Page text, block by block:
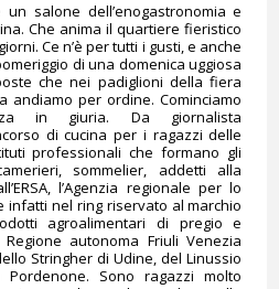
salone dell’enogastronomia e
Che anima il quartiere fieristico
Ce n’è per tutti i gusti, e anche
di una domenica uggiosa
che nei padiglioni della fiera
andiamo per ordine. Cominciamo
in giuria. Da giornalista
di cucina per i ragazzi delle
professionali che formano gli
sommelier, addetti alla
l’Agenzia regionale per lo
infatti nel ring riservato al marchio
agroalimentari di pregio e
autonoma Friuli Venezia
Stringher di Udine, del Linussio
Sono ragazzi molto